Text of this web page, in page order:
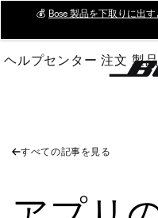
Main
💰 Bose 製品を下取りに出
ヘルプセンター 注文 製
すべての記事を見る